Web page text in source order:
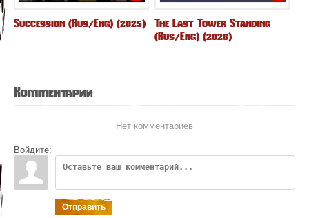
Succession (Rus/Eng) (2025)
The Last Tower Standing
(Rus/Eng) (2026)
Комментарии
Нет комментариев
Войдите:
Отправить